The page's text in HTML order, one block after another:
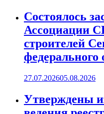
Состоялось
Ассоциации
строителей
федерального
27.07.202605.08.2026
Утверждены